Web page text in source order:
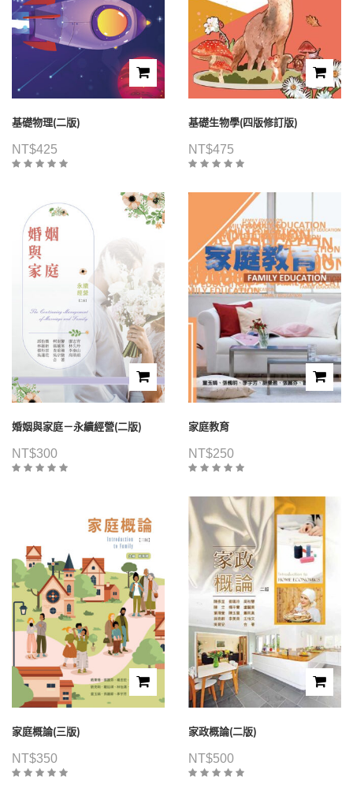
基礎物理(二版)
NT$425
基礎生物學(四版修訂版)
NT$475
婚姻與家庭－永續經營(二版)
NT$300
家庭教育
NT$250
家庭概論(三版)
NT$350
家政概論(二版)
NT$500